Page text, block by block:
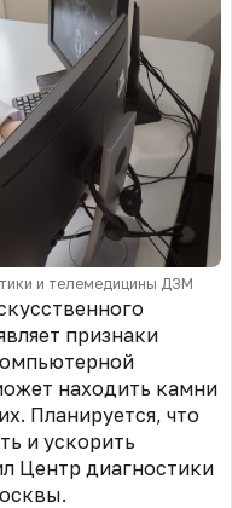
и телемедицины ДЗМ
признаки
находить камни
Планируется, что
и ускорить
Центр диагностики